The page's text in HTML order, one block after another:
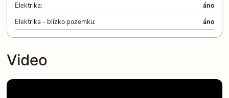
Elektrika:
áno
Elektrika - blízko pozemku:
áno
Video